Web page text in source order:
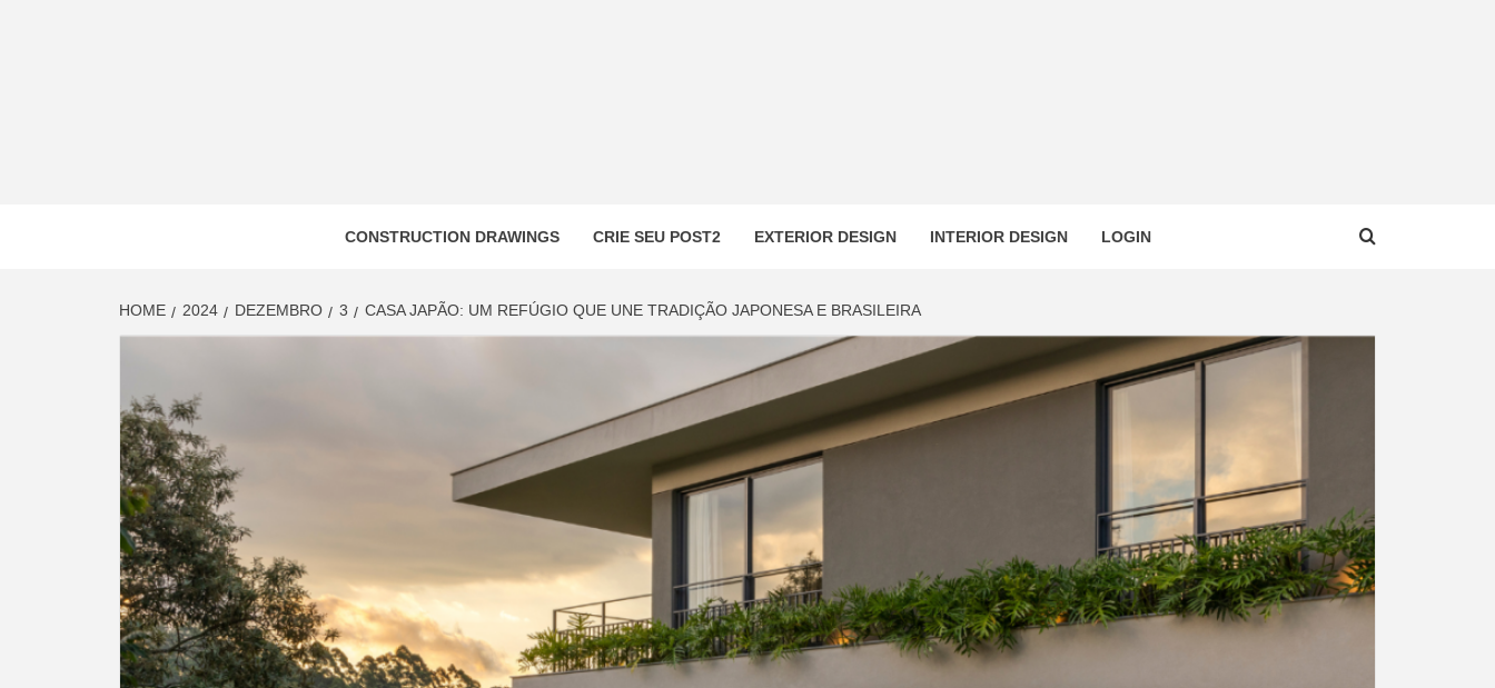
CONSTRUCTION DRAWINGS CRIE SEU POST2 EXTERIOR DESIGN INTERIOR DESIGN LOGIN
HOME 2024 DEZEMBRO 3 CASA JAPÃO: UM REFÚGIO QUE UNE TRADIÇÃO JAPONESA E BRASILEIRA